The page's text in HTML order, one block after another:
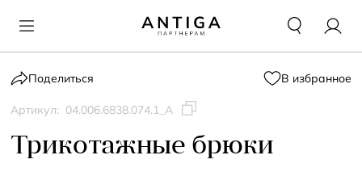
Поделиться В избранное
Артикул: 04.006.6838.074.1_А
Трикотажные брюки